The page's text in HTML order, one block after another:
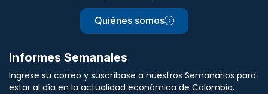
Quiénes somos
Informes Semanales
Ingrese su correo y suscríbase a nuestros Semanarios para
estar al día en la actualidad económica de Colombia.